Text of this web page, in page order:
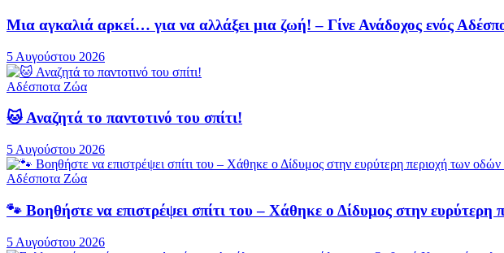
Μια αγκαλιά αρκεί… για να αλλάξει μια ζωή! – Γίνε Ανάδοχος ενός
5 Αυγούστου 2026
Αδέσποτα Ζώα
🐱 Αναζητά το παντοτινό του σπίτι!
5 Αυγούστου 2026
Αδέσποτα Ζώα
🐾 Βοηθήστε να επιστρέψει σπίτι του – Χάθηκε ο Δίδυμος στην
5 Αυγούστου 2026